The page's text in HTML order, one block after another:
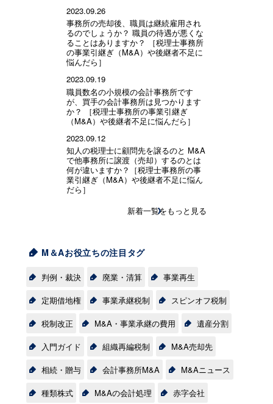
2023.09.26
事務所の売却後、職員は継続雇用され
るのでしょうか？ 職員の待遇が悪くな
ることはありますか？ ［税理士事務所
の事業引継ぎ（M&A）や後継者不足に
悩んだら］
2023.09.19
職員数名の小規模の会計事務所です
が、買手の会計事務所は見つかります
か？ ［税理士事務所の事業引継ぎ
（M&A）や後継者不足に悩んだら］
2023.09.12
知人の税理士に顧問先を譲るのと M&A
で他事務所に譲渡（売却）するのとは
何が違いますか？［税理士事務所の事
業引継ぎ（M&A）や後継者不足に悩ん
だら］
新着一覧をもっと見る
M＆Aお役立ちの注目タグ
判例・裁決 廃業・清算
事業再生
定期借地権
事業承継税制
スピンオフ税制
税制改正
M&A・事業承継の費用
遺産分割
入門ガイド
組織再編税制
M&A売却先
相続・贈与
会計事務所M&A
M&Aニュース
種類株式
M&Aの会計処理
赤字会社